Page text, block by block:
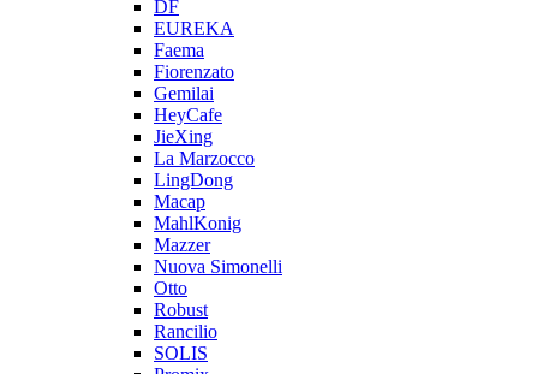
DF
EUREKA
Faema
Fiorenzato
Gemilai
HeyCafe
JieXing
La Marzocco
LingDong
Macap
MahlKonig
Mazzer
Nuova Simonelli
Otto
Robust
Rancilio
SOLIS